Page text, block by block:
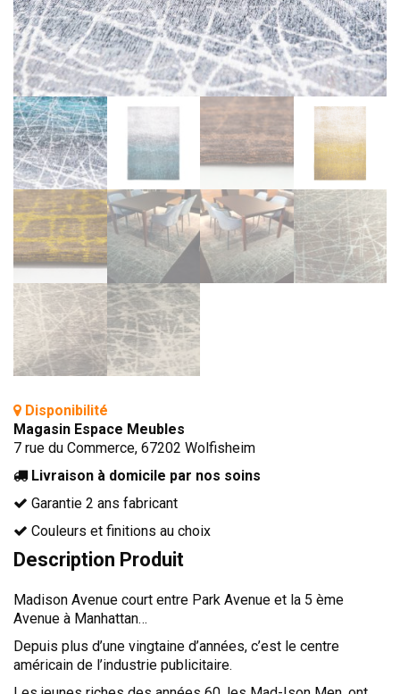
BIBLIOTHÈQUE
TABLE BASSE
FAUTEUILS
CANAPÉS
SALLES À MANGER
CHAISES
TABLES
BAHUT
LITERIE
CONVERTIBLE
MATELAS
LITS RELEVABLES
TÊTES DE LITS
LITS FIXES
MEUBLES DE COMPLÉMENT
TAPIS
MIROIRS
PETITS MEUBLES
AGENCEMENTS INTÉRIEURS
DESIGN
Disponibilité
Magasin Espace Meubles
7 rue du Commerce, 67202 Wolfisheim
Livraison à domicile par nos soins
Garantie 2 ans fabricant
Couleurs et finitions au choix
Description Produit
Madison Avenue court entre Park Avenue et la 5 ème
Avenue à Manhattan…
Depuis plus d’une vingtaine d’années, c’est le centre
américain de l’industrie publicitaire.